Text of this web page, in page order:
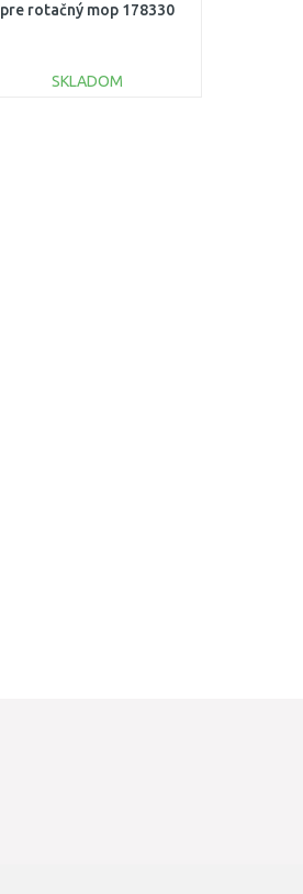
pre rotačný mop 178330
SKLADOM